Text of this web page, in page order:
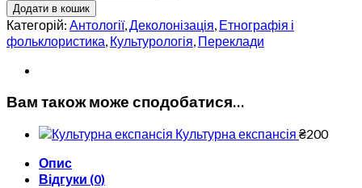
Додати в кошик
Категорій: Антології,Деколонізація, Етнографія і
фольклористика, Культурологія, Переклади
Вам також може сподобатися…
Культурна експансія ₴200
Опис
Відгуки (0)